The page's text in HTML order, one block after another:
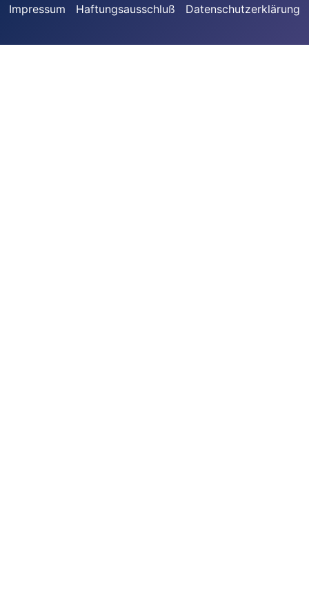
Impressum
Haftungsausschluß Datenschutzerklärung